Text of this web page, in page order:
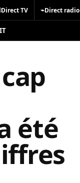
Direct TV ⌁Direct radio
été